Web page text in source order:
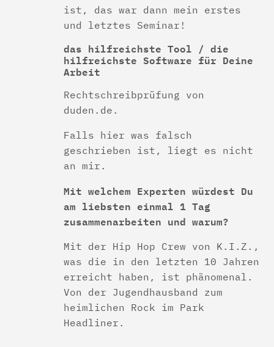
ist, das war dann mein erstes
und letztes Seminar!
das hilfreichste Tool / die
hilfreichste Software für Deine
Arbeit
Rechtschreibprüfung von
duden.de.
Falls hier was falsch
geschrieben ist, liegt es nicht
an mir.
Mit welchem Experten würdest Du
am liebsten einmal 1 Tag
zusammenarbeiten und warum?
Mit der Hip Hop Crew von K.I.Z.,
was die in den letzten 10 Jahren
erreicht haben, ist phänomenal.
Von der Jugendhausband zum
heimlichen Rock im Park
Headliner.